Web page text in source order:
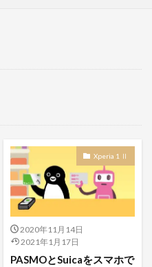
Xperia 1 Ⅱ
2020年11月14日
2021年1月17日
PASMOとSuicaをスマホで